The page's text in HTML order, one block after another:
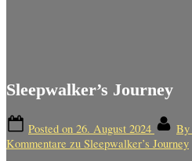
Sleepwalker’s Journey
Posted on 26. August 2024 By
Kommentare zu Sleepwalker’s Journey